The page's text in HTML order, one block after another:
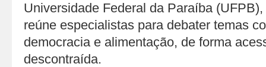
Universidade Federal da Paraíba
reúne especialistas para debater temas
democracia e alimentação, de forma
descontraída.